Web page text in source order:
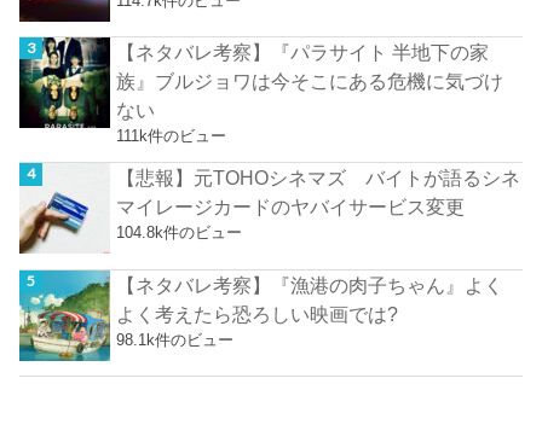
【ネタバレ考察】『パラサイト 半地下の家
族』ブルジョワは今そこにある危機に気づけ
ない
111k件のビュー
【悲報】元TOHOシネマズ バイトが語るシネ
マイレージカードのヤバイサービス変更
104.8k件のビュー
【ネタバレ考察】『漁港の肉子ちゃん』よく
よく考えたら恐ろしい映画では?
98.1k件のビュー